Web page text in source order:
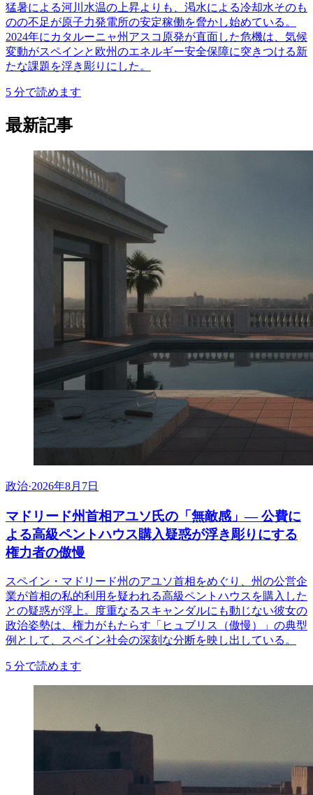
猛暑による河川水温の上昇よりも、渇水による冷却水そのも
のの不足が原子力発電所の安定稼働を脅かし始めている。
2024年にカタルーニャ州アスコ原発が直面した危機は、気候
変動がスペインと欧州のエネルギー安全保障に突きつける新
たな課題を浮き彫りにした。
5 分で読めます
最新記事
政治·2026年8月7日
マドリード州首相アユソ氏の「無敵感」— 公費に
よる高級ペントハウス購入疑惑が浮き彫りにする
権力者の傲慢
スペイン・マドリード州のアユソ首相をめぐり、州の公営企
業が首相の私的利用を疑われる高級ペントハウスを購入した
との疑惑が浮上。度重なるスキャンダルにも動じない彼女の
政治姿勢は、権力がもたらす「ヒュブリス（傲慢）」の典型
例として、スペイン社会の深刻な分断を映し出している。
5 分で読めます